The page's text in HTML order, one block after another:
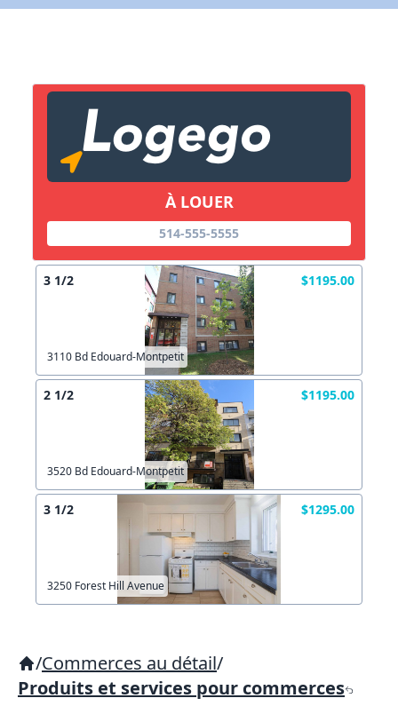
À LOUER
514-555-5555
3 1/2 $1195.00
3110 Bd Edouard-Montpetit
2 1/2 $1195.00
3520 Bd Edouard-Montpetit
3 1/2 $1295.00
3250 Forest Hill Avenue
/Commerces au détail/
Produits et services pour commerces
Lien vers inscription (sera inclus dans courriel)
Copier lien
X Fermer Envoyez
X Fermer